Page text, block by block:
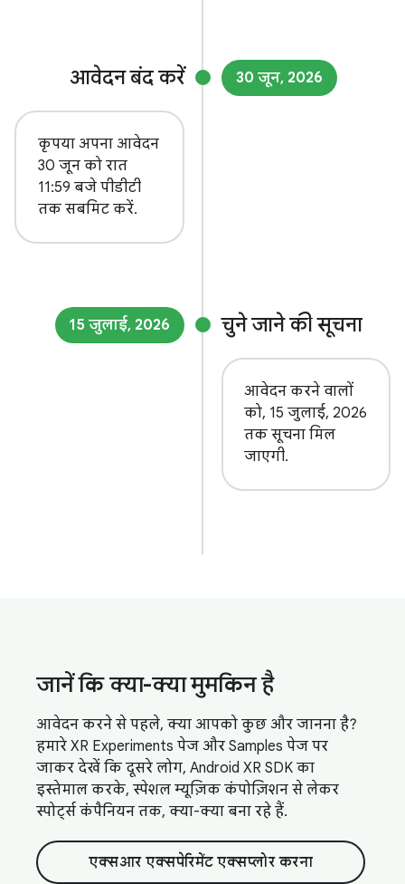
30 जून, 2026
आवेदन बंद करें
कृपया अपना आवेदन
30 जून को रात
11:59 बजे पीडीटी
तक सबमिट करें.
15 जुलाई, 2026 चुने जाने की सूचना
आवेदन करने वालों
को, 15 जुलाई, 2026
तक सूचना मिल
जाएगी.
जानें कि क्या-क्या मुमकिन है
आवेदन करने से पहले, क्या आपको कुछ और जानना है?
हमारे XR Experiments पेज और Samples पेज पर
जाकर देखें कि दूसरे लोग, Android XR SDK का
इस्तेमाल करके, स्पेशल म्यूज़िक कंपोज़िशन से लेकर
स्पोर्ट्स कंपैनियन तक, क्या-क्या बना रहे हैं.
एक्सआर एक्सपेरिमेंट एक्सप्लोर करना